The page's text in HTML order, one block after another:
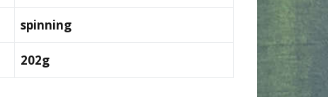
spinning
202g